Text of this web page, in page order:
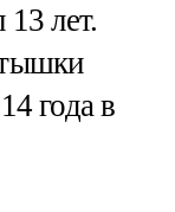
лет.
года в